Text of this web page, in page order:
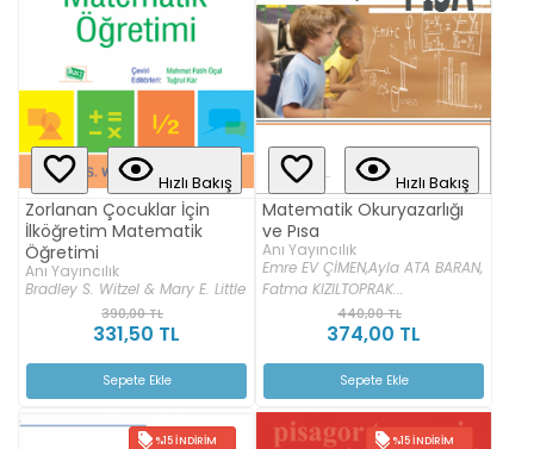
Hızlı Bakış
Zorlanan Çocuklar İçin
İlköğretim Matematik
Öğretimi
Anı Yayıncılık
Bradley S. Witzel & Mary E. Little
390,00 TL
331,50 TL
Sepete Ekle
Hızlı Bakış
Matematik Okuryazarlığı
ve Pısa
Anı Yayıncılık
Emre EV ÇİMEN,Ayla ATA BARAN,
Fatma KIZILTOPRAK...
440,00 TL
374,00 TL
Sepete Ekle
%15 İNDIRIM %15 İNDIRIM